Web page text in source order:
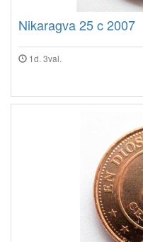
Nikaragva 25 c 2007
1d. 3val.